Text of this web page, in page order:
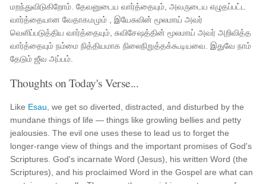
மறந்துவிடுகிறோம். தேவனுடைய வார்த்தையும், அவருடைய எழுதப்பட்ட
வார்த்தையான வேதாகமமும் , இயேசுவின் மூலமாய் அவர்
வெளிப்படுத்திய வார்த்தையும், சுவிசேஷத்தின் மூலமாய் அவர் அறிவித்த
வார்த்தையும் நம்மை நித்தியமாக நிலைநிறுத்தக்கூடியவை. இதுவே நாம்
தேடும் ஜீவ அப்பம்.
Thoughts on Today's Verse...
Like Esau , we get so diverted, distracted, and disturbed by the
mundane things of life — things like growling bellies and petty
jealousies. The evil one uses these to lead us to forget the
longer-range view of things and the important promises of God's
Scriptures. God's incarnate Word (Jesus), his written Word (the
Scriptures), and his proclaimed Word in the Gospel are what can